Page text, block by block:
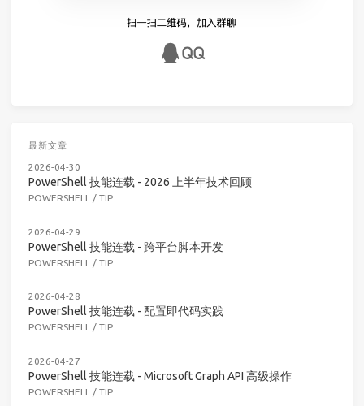
最新文章
2026-04-30
PowerShell 技能连载 - 2026 上半年技术回顾
POWERSHELL / TIP
2026-04-29
PowerShell 技能连载 - 跨平台脚本开发
POWERSHELL / TIP
2026-04-28
PowerShell 技能连载 - 配置即代码实践
POWERSHELL / TIP
2026-04-27
PowerShell 技能连载 - Microsoft Graph API 高级操作
POWERSHELL / TIP